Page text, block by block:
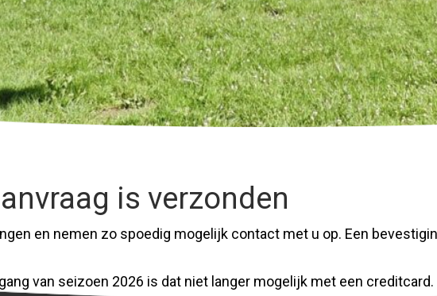
is verzonden
en nemen zo spoedig mogelijk contact met u op. Een
van seizoen 2026 is dat niet langer mogelijk met een creditcard.